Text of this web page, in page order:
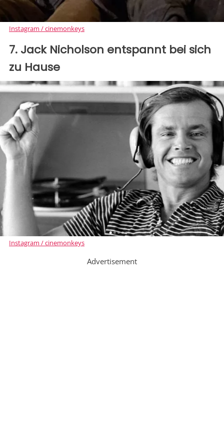
Instagram / cinemonkeys
7. Jack Nicholson entspannt bei sich
zu Hause
Instagram / cinemonkeys
Advertisement